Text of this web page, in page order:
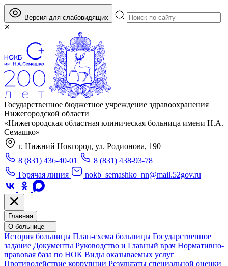
Версия для слабовидящих
Государственное бюджетное учреждение здравоохранения
Нижегородской области
«Нижегородская областная клиническая больница имени Н.А.
Семашко»
г. Нижний Новгород, ул. Родионова, 190
8 (831) 436-40-01
8 (831) 438-93-78
Горячая линия
nokb_semashko_nn@mail.52gov.ru
Главная
О больнице
История больницы План-схема больницы Государственное
задание Документы Руководство и Главный врач Нормативно-
правовая база по НОК Виды оказываемых услуг
Противодействие коррупции Результаты специальной оценки